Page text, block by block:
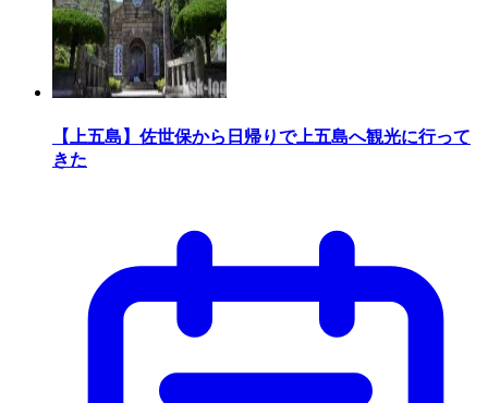
【上五島】佐世保から日帰りで上五島へ観光に行って
きた